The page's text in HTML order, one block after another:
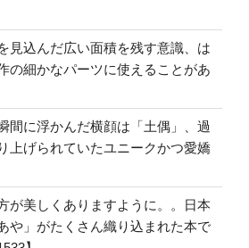
見込んだ広い面積を残す意識、は
の細かなパーツに使えることがあ
間に浮かんだ横顔は「土偶」、過
上げられていたユニークかつ愛嬌
が美しくありますように。。日本
や」がたくさん織り込まれた本で